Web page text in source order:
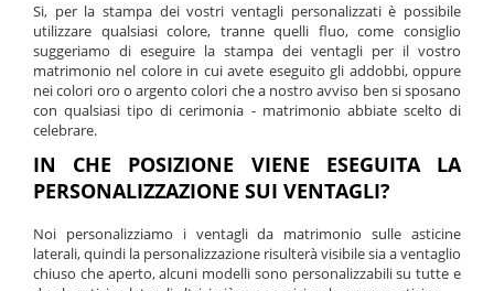
Si, per la stampa dei vostri ventagli personalizzati è possibile
utilizzare qualsiasi colore, tranne quelli fluo, come consiglio
suggeriamo di eseguire la stampa dei ventagli per il vostro
matrimonio nel colore in cui avete eseguito gli addobbi, oppure
nei colori oro o argento colori che a nostro avviso ben si sposano
con qualsiasi tipo di cerimonia - matrimonio abbiate scelto di
celebrare.
IN CHE POSIZIONE VIENE ESEGUITA LA
PERSONALIZZAZIONE SUI VENTAGLI?
Noi personalizziamo i ventagli da matrimonio sulle asticine
laterali, quindi la personalizzazione risulterà visibile sia a ventaglio
chiuso che aperto, alcuni modelli sono personalizzabili su tutte e